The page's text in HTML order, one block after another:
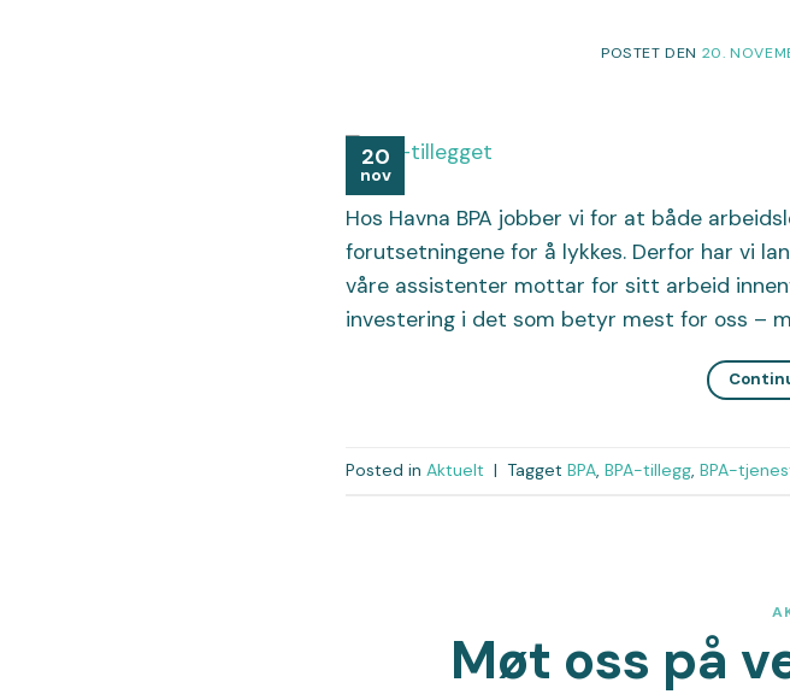
POSTET DEN 20.
20
nov
Hos Havna BPA jobber vi for at både
forutsetningene for å lykkes. Derfor har vi
våre assistenter mottar for sitt arbeid
investering i det som betyr mest for oss –
Posted in Aktuelt | Tagget BPA, BPA-tillegg, BPA-
Møt oss på